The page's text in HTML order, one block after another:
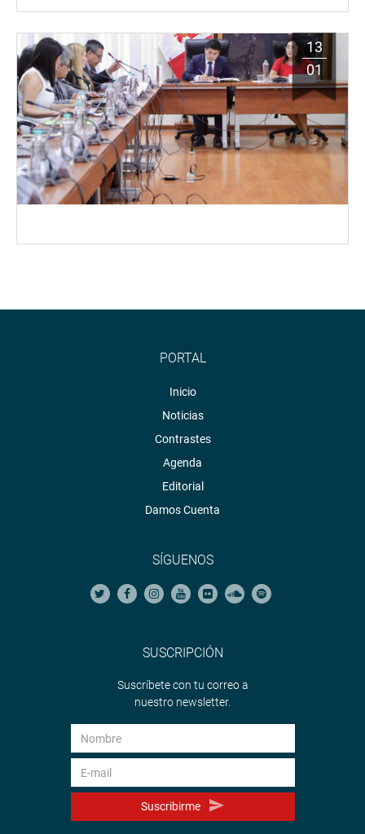
13
01
PORTAL
Inicio
Noticias
Contrastes
Agenda
Editorial
Damos Cuenta
SÍGUENOS
SUSCRIPCIÓN
Suscríbete con tu correo a
nuestro newsletter.
Suscribirme